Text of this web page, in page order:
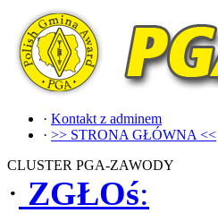
· Kontakt z adminem
· >> STRONA GŁÓWNA <<
CLUSTER PGA-ZAWODY
· ZGŁOś: